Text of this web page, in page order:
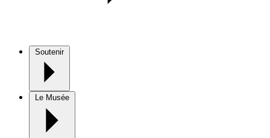
Soutenir
Le Musée